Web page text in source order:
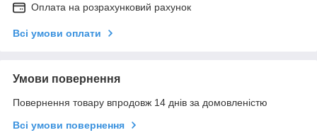
Оплата на розрахунковий рахунок
Всі умови оплати
Умови повернення
Повернення товару впродовж 14 днів за домовленістю
Всі умови повернення